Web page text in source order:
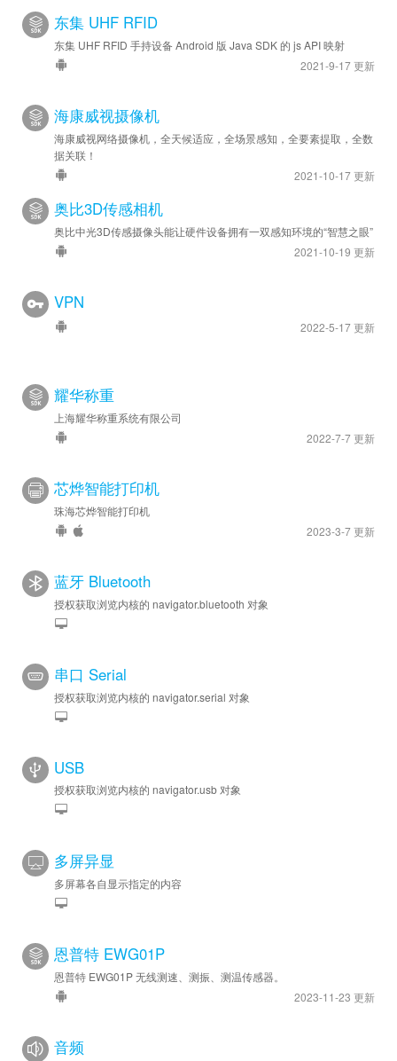
东集 UHF RFID
东集 UHF RFID 手持设备 Android 版 Java SDK 的 js API 映射
2021-9-17 更新
海康威视摄像机
海康威视网络摄像机，全天候适应，全场景感知，全要素提取，全数
据关联！
2021-10-17 更新
奥比3D传感相机
奥比中光3D传感摄像头能让硬件设备拥有一双感知环境的“智慧之眼”
2021-10-19 更新
VPN
2022-5-17 更新
耀华称重
上海耀华称重系统有限公司
2022-7-7 更新
芯烨智能打印机
珠海芯烨智能打印机
2023-3-7 更新
蓝牙 Bluetooth
授权获取浏览内核的 navigator.bluetooth 对象
串口 Serial
授权获取浏览内核的 navigator.serial 对象
USB
授权获取浏览内核的 navigator.usb 对象
多屏异显
多屏幕各自显示指定的内容
恩普特 EWG01P
恩普特 EWG01P 无线测速、测振、测温传感器。
2023-11-23 更新
音频